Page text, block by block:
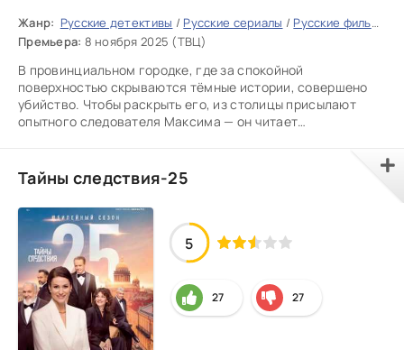
Жанр: Русские детективы / Русские сериалы / Русские фильмы 2025
Премьера: 8 ноября 2025 (ТВЦ)
В провинциальном городке, где за спокойной
поверхностью скрываются тёмные истории, совершено
убийство. Чтобы раскрыть его, из столицы присылают
опытного следователя Максима — он читает
Тайны следствия-25
5
27 27